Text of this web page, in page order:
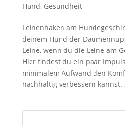
Hund, Gesundheit
Leinenhaken am
deinem Hund der
Leine, wenn du die Leine am
Hier findest du ein paar
minimalem Aufwand den
nachhaltig verbessern kannst.